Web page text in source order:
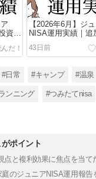
資な
医
【2026年6月】ジ
NISA運用実績｜追
しで放置した結果
療職が公開
43日前
#日常 #キャンプ #温泉
ンニング #つみたてnisa
ポイント
点と複利効果に焦点を当て
のジュニアNISA運用報